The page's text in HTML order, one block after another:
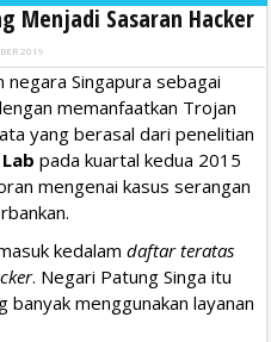
Menjadi Sasaran Hacker
2019
negara Singapura sebagai
memanfaatkan Trojan
yang berasal dari penelitian
Lab pada kuartal kedua 2015
mengenai kasus serangan
kedalam daftar teratas
. Negari Patung Singa itu
banyak menggunakan layanan